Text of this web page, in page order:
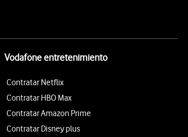
Vodafone entretenimiento
Contratar Netflix
Contratar HBO Max
Contratar Amazon Prime
Contratar Disney plus